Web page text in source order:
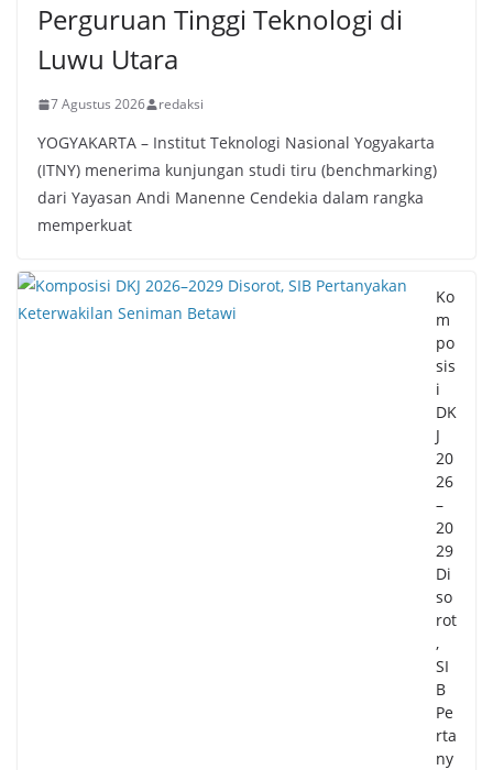
Perguruan Tinggi Teknologi di
Luwu Utara
7 Agustus 2026 redaksi
YOGYAKARTA – Institut Teknologi Nasional Yogyakarta
(ITNY) menerima kunjungan studi tiru (benchmarking)
dari Yayasan Andi Manenne Cendekia dalam rangka
memperkuat
Ko
m
po
sis
i
DK
J
20
26
–
20
29
Di
so
rot
,
SI
B
Pe
rta
ny